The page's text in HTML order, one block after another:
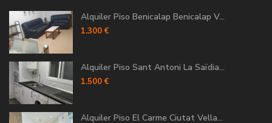
Alquiler Piso Benicalap Benicalap V...
1.300 €
Alquiler Piso Sant Antoni La Saïdia...
1.500 €
Alquiler Piso El Carme Ciutat Vella...